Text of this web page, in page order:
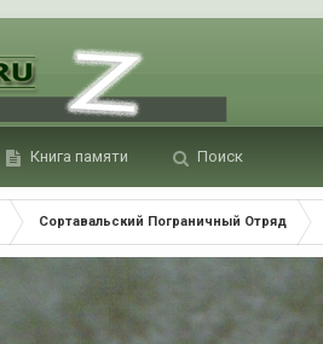
Книга памяти Поиск
Сортавальский Пограничный Отряд